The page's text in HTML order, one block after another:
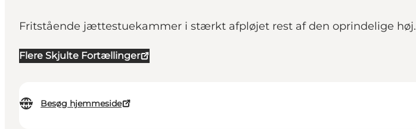
Fritstående jættestuekammer i stærkt afpløjet rest af den oprindelige høj.
Flere Skjulte Fortællinger
Besøg hjemmeside